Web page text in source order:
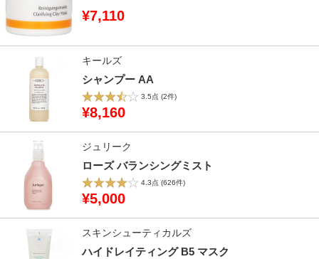
¥7,110
キールズ
シャンプー AA
3.5点 (2件)
¥8,160
ジュリーク
ローズ バランシングミスト
4.3点 (626件)
¥5,000
スキンシューティカルズ
ハイドレイティング B5 マスク